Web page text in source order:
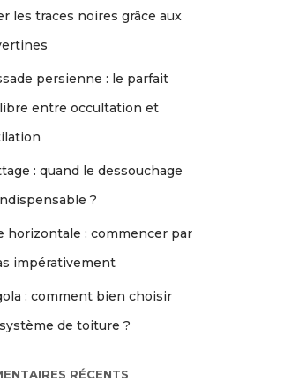
les traces noires grâce aux
persienne : le parfait
entre occultation et
: quand le dessouchage
?
horizontale : commencer par
impérativement
: comment bien choisir
de toiture ?
RÉCENTS